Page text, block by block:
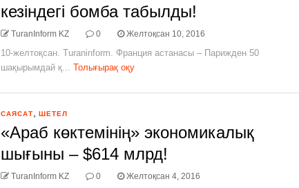
кезіндегі бомба табылды!
TuranInform KZ 0 Желтоқсан 10, 2016
10-желтоқсан. Turaninform. Франция астанасы – Парижден 50
шақырымдай қ... Толығырақ оқу
САЯСАТ ШЕТЕЛ
«Араб көктемінің» экономикалық
шығыны – $614 млрд!
TuranInform KZ 0 Желтоқсан 4, 2016